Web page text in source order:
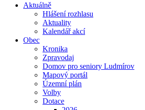
Aktuálně
Hlášení rozhlasu
Aktuality
Kalendář akcí
Obec
Kronika
Zpravodaj
Domov pro seniory Ludmírov
Mapový portál
Územní plán
Volby
Dotace